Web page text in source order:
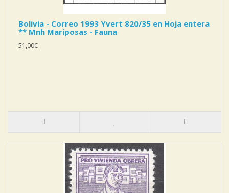
Bolivia - Correo 1993 Yvert 820/35 en Hoja entera
** Mnh Mariposas - Fauna
51,00€